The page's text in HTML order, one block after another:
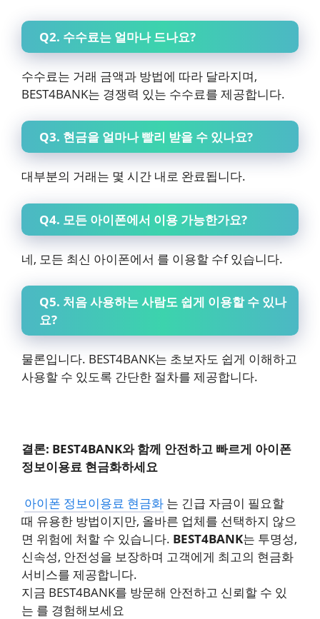
Q2. 수수료는 얼마나 드나요?
수수료는 거래 금액과 방법에 따라 달라지며,
BEST4BANK는 경쟁력 있는 수수료를 제공합니다.
Q3. 현금을 얼마나 빨리 받을 수 있나요?
대부분의 거래는 몇 시간 내로 완료됩니다.
Q4. 모든 아이폰에서 이용 가능한가요?
네, 모든 최신 아이폰에서 를 이용할 수f 있습니다.
Q5. 처음 사용하는 사람도 쉽게 이용할 수 있나
요?
물론입니다. BEST4BANK는 초보자도 쉽게 이해하고
사용할 수 있도록 간단한 절차를 제공합니다.
결론: BEST4BANK와 함께 안전하고 빠르게 아이폰
정보이용료 현금화하세요
아이폰 정보이용료 현금화 는 긴급 자금이 필요할
때 유용한 방법이지만, 올바른 업체를 선택하지 않으
면 위험에 처할 수 있습니다. BEST4BANK는 투명성,
신속성, 안전성을 보장하며 고객에게 최고의 현금화
서비스를 제공합니다.
지금 BEST4BANK를 방문해 안전하고 신뢰할 수 있
는 를 경험해보세요